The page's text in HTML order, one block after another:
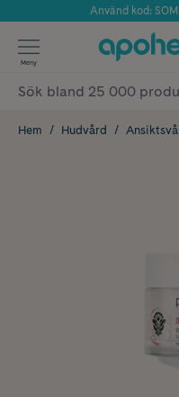
Årets
Använd kod:
✓
Meny
Hem Hudvård